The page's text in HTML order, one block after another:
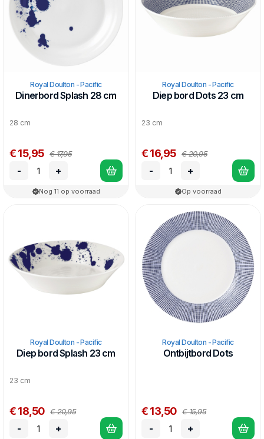
Royal Doulton - Pacific
Dinerbord Splash 28 cm
28 cm
€ 15,95 € 17,95
- +
Nog 11 op voorraad
Royal Doulton - Pacific
Diep bord Dots 23 cm
23 cm
€ 16,95 € 20,95
- +
Op voorraad
Royal Doulton - Pacific
Diep bord Splash 23 cm
23 cm
€ 18,50 € 20,95
- +
Royal Doulton - Pacific
Ontbijtbord Dots
€ 13,50 € 15,95
- +